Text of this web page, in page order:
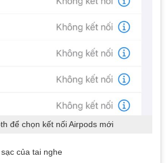
để chọn kết nối Airpods mới
của tai nghe